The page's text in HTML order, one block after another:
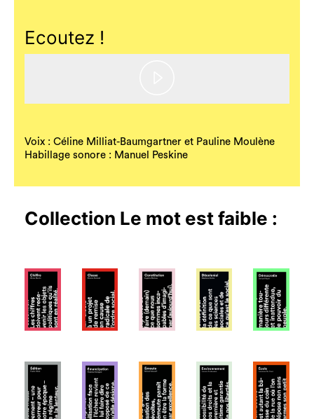
Ecoutez !
Voix : Céline Milliat-Baumgartner et Pauline Moulène
Habillage sonore : Manuel Peskine
Collection Le mot est faible :